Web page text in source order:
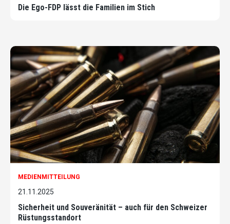
Die Ego-FDP lässt die Familien im Stich
MEDIENMITTEILUNG
21.11.2025
Sicherheit und Souveränität – auch für den Schweizer
Rüstungsstandort